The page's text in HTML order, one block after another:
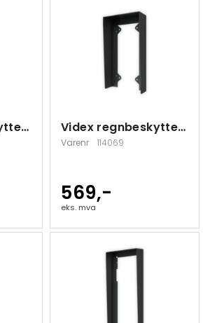
Videx regnbeskyttelse 2 moduler innfeldt Videx regnbeskyttelse 2 moduler påvegg
Varenr 114069
569,-
eks. mva